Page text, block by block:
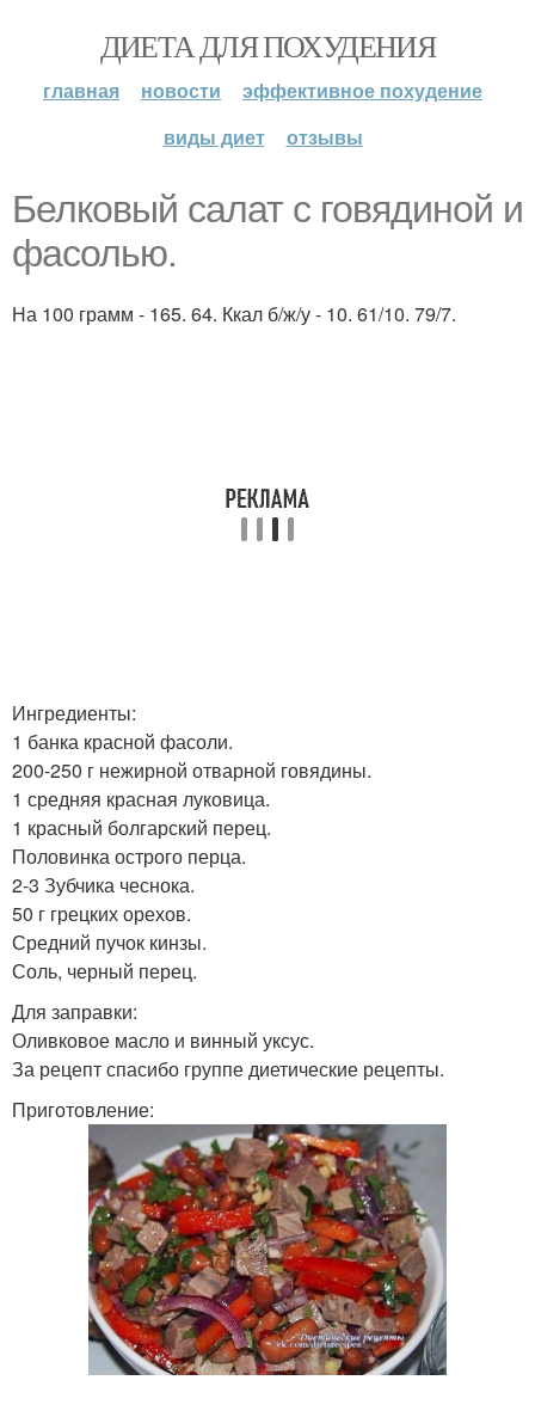
ДИЕТА ДЛЯ ПОХУДЕНИЯ
главная новости
эффективное похудение
виды диет
отзывы
Белковый салат с говядиной и
фасолью.
На 100 грамм - 165. 64. Ккал б/ж/у - 10. 61/10. 79/7.
Ингредиенты:
1 банка красной фасоли.
200-250 г нежирной отварной говядины.
1 средняя красная луковица.
1 красный болгарский перец.
Половинка острого перца.
2-3 Зубчика чеснока.
50 г грецких орехов.
Средний пучок кинзы.
Соль, черный перец.
Для заправки:
Оливковое масло и винный уксус.
За рецепт спасибо группе диетические рецепты.
Приготовление: